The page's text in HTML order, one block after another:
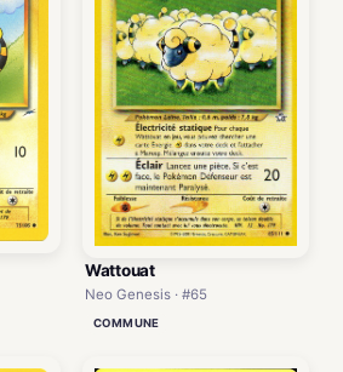
Wattouat
Neo Genesis · #65
COMMUNE